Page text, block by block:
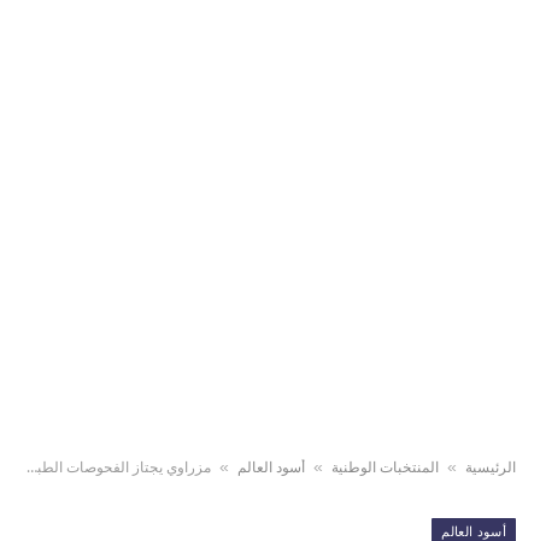
الرئيسية » المنتخبات الوطنية » أسود العالم » مزراوي يجتاز الفحوصات الطبية وينضم لبايرن ميونيخ
أسود العالم